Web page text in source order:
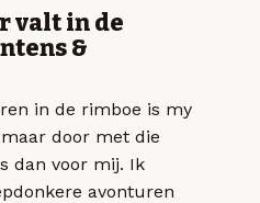
valt in de
&
in de rimboe is my
door met die
dan voor mij. Ik
avonturen